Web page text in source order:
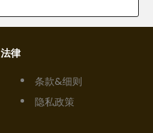
法律
条款&细则
隐私政策